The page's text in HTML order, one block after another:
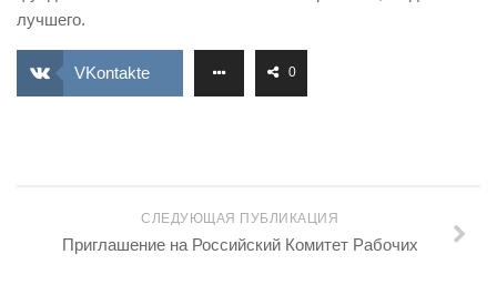
лучшего.
VKontakte 0
СЛЕДУЮЩАЯ ПУБЛИКАЦИЯ
Приглашение на Российский Комитет Рабочих